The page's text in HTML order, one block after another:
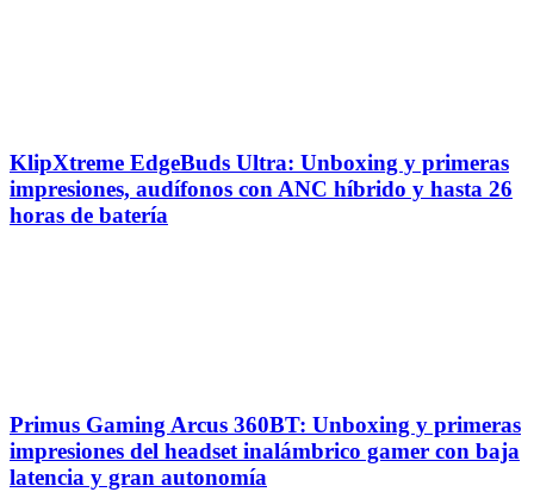
KlipXtreme EdgeBuds Ultra: Unboxing y primeras
impresiones, audífonos con ANC híbrido y hasta 26
horas de batería
Primus Gaming Arcus 360BT: Unboxing y primeras
impresiones del headset inalámbrico gamer con baja
latencia y gran autonomía